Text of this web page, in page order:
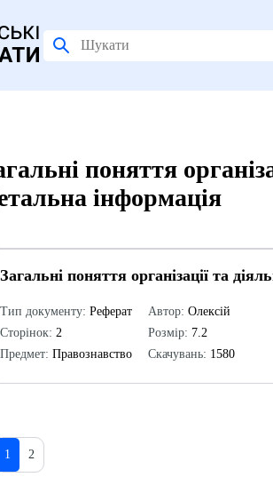
поняття
інформація
Загальні поняття організації та
Тип документу: Реферат
Сторінок: 2
Предмет: Правознавство
Автор: Олексій
Розмір: 7.2
Скачувань: 1580
1 2